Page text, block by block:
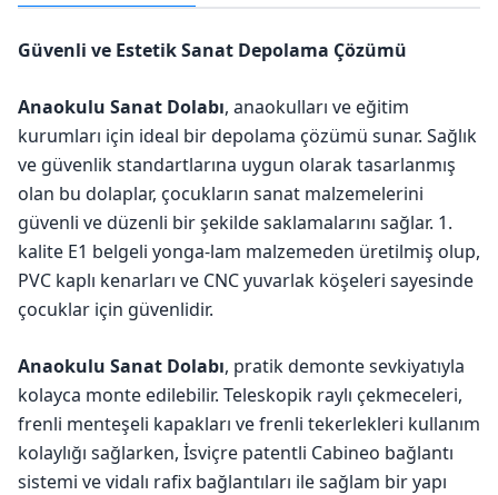
Güvenli ve Estetik Sanat Depolama Çözümü
Anaokulu Sanat Dolabı, anaokulları ve eğitim
kurumları için ideal bir depolama çözümü sunar. Sağlık
ve güvenlik standartlarına uygun olarak tasarlanmış
olan bu dolaplar, çocukların sanat malzemelerini
güvenli ve düzenli bir şekilde saklamalarını sağlar. 1.
kalite E1 belgeli yonga-lam malzemeden üretilmiş olup,
PVC kaplı kenarları ve CNC yuvarlak köşeleri sayesinde
çocuklar için güvenlidir.
Anaokulu Sanat Dolabı, pratik demonte sevkiyatıyla
kolayca monte edilebilir. Teleskopik raylı çekmeceleri,
frenli menteşeli kapakları ve frenli tekerlekleri kullanım
kolaylığı sağlarken, İsviçre patentli Cabineo bağlantı
sistemi ve vidalı rafix bağlantıları ile sağlam bir yapı